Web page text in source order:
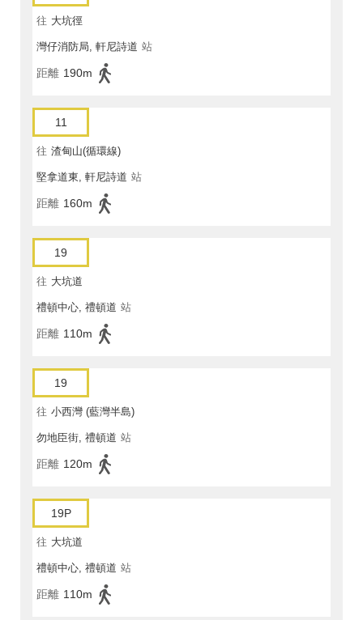
往 大坑徑
灣仔消防局, 軒尼詩道 站
距離 190m
11
往 渣甸山(循環線)
堅拿道東, 軒尼詩道 站
距離 160m
19
往 大坑道
禮頓中心, 禮頓道 站
距離 110m
19
往 小西灣 (藍灣半島)
勿地臣街, 禮頓道 站
距離 120m
19P
往 大坑道
禮頓中心, 禮頓道 站
距離 110m